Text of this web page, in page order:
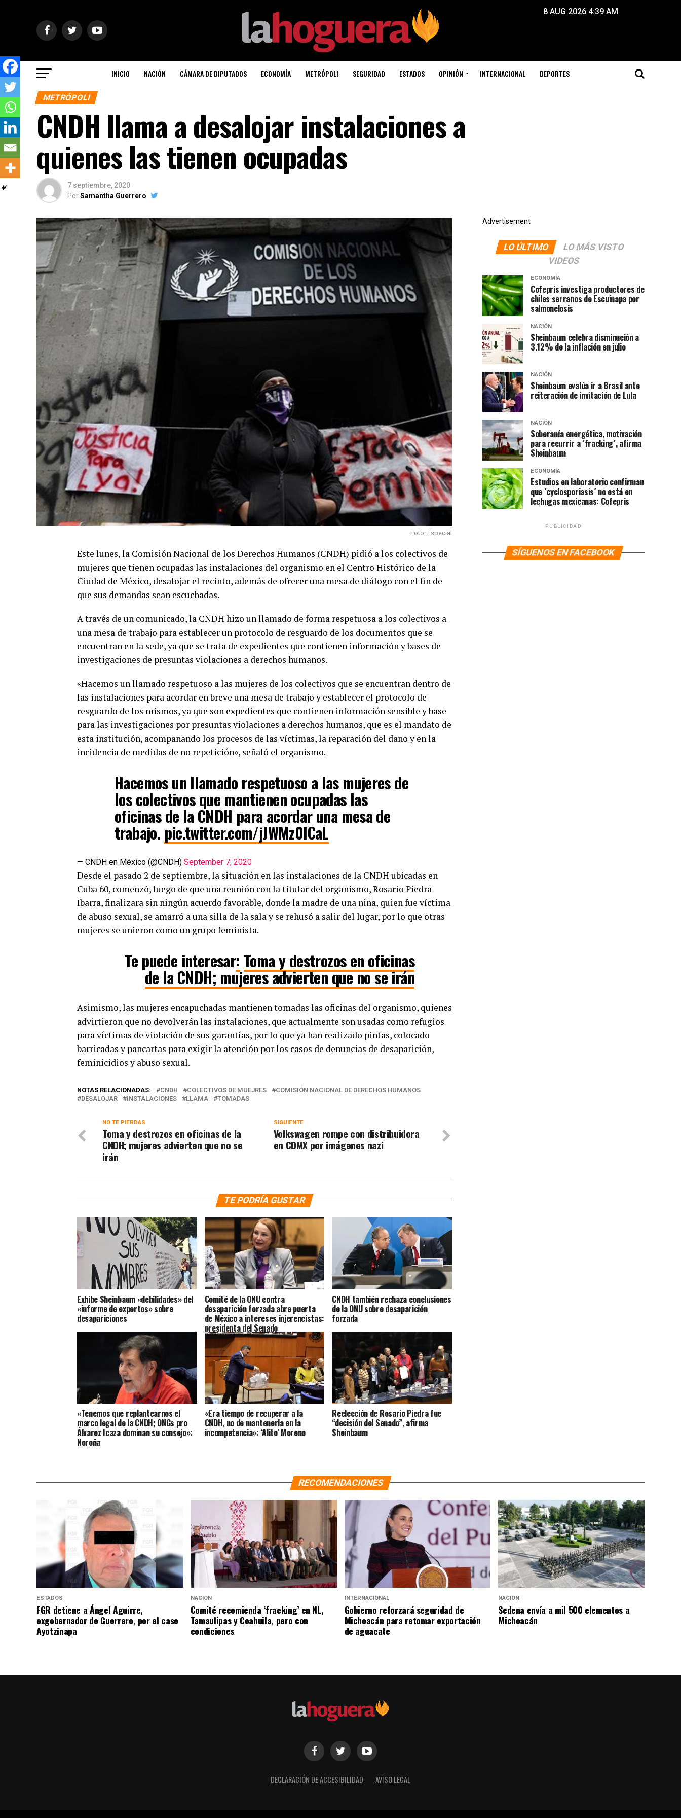
8 AUG 2026 4:39 AM
INICIO NACIÓN CÁMARA DE DIPUTADOS ECONOMÍA METRÓPOLI SEGURIDAD ESTADOS OPINIÓN INTERNACIONAL DEPORTES
METRÓPOLI
CNDH llama a desalojar instalaciones a
quienes las tienen ocupadas
7 septiembre, 2020
PorSamantha Guerrero
Foto: Especial
Este lunes, la Comisión Nacional de los Derechos Humanos (CNDH) pidió a los colectivos de
mujeres que tienen ocupadas las instalaciones del organismo en el Centro Histórico de la
Ciudad de México, desalojar el recinto, además de ofrecer una mesa de diálogo con el fin de
que sus demandas sean escuchadas.
A través de un comunicado, la CNDH hizo un llamado de forma respetuosa a los colectivos a
una mesa de trabajo para establecer un protocolo de resguardo de los documentos que se
encuentran en la sede, ya que se trata de expedientes que contienen información y bases de
investigaciones de presuntas violaciones a derechos humanos.
«Hacemos un llamado respetuoso a las mujeres de los colectivos que se encuentran dentro de
las instalaciones para acordar en breve una mesa de trabajo y establecer el protocolo de
resguardo de los mismos, ya que son expedientes que contienen información sensible y base
para las investigaciones por presuntas violaciones a derechos humanos, que es el mandato de
esta institución, acompañando los procesos de las víctimas, la reparación del daño y en la
incidencia de medidas de no repetición», señaló el organismo.
Hacemos un llamado respetuoso a las mujeres de
los colectivos que mantienen ocupadas las
oficinas de la CNDH para acordar una mesa de
trabajo. pic.twitter.com/jJWMz0ICaL
— CNDH en México (@CNDH) September 7, 2020
Desde el pasado 2 de septiembre, la situación en las instalaciones de la CNDH ubicadas en
Cuba 60, comenzó, luego de que una reunión con la titular del organismo, Rosario Piedra
Ibarra, finalizara sin ningún acuerdo favorable, donde la madre de una niña, quien fue víctima
de abuso sexual, se amarró a una silla de la sala y se rehusó a salir del lugar, por lo que otras
mujeres se unieron como un grupo feminista.
Te puede interesar: Toma y destrozos en oficinas
de la CNDH; mujeres advierten que no se irán
Asimismo, las mujeres encapuchadas mantienen tomadas las oficinas del organismo, quienes
advirtieron que no devolverán las instalaciones, que actualmente son usadas como refugios
para víctimas de violación de sus garantías, por lo que ya han realizado pintas, colocado
barricadas y pancartas para exigir la atención por los casos de denuncias de desaparición,
feminicidios y abuso sexual.
NOTAS RELACIONADAS: CNDH COLECTIVOS DE MUEJRES
COMISIÓN NACIONAL DE DERECHOS HUMANOS
DESALOJAR
INSTALACIONES LLAMA TOMADAS
SIGUIENTE
Volkswagen rompe con distribuidora
en CDMX por imágenes nazi
NO TE PIERDAS
Toma y destrozos en oficinas de la
CNDH; mujeres advierten que no se
irán
TE PODRÍA GUSTAR
Exhibe Sheinbaum «debilidades» del
«informe de expertos» sobre
desapariciones
Comité de la ONU contra
desaparición forzada abre puerta
de México a intereses injerencistas:
presidenta del Senado
CNDH también rechaza conclusiones
de la ONU sobre desaparición
forzada
«Tenemos que replantearnos el
marco legal de la CNDH; ONGs pro
Álvarez Icaza dominan su consejo»:
Noroña
«Era tiempo de recuperar a la
CNDH, no de mantenerla en la
incompetencia»: ‘Alito’ Moreno
Reelección de Rosario Piedra fue
“decisión del Senado”, afirma
Sheinbaum
Advertisement
LO ÚLTIMO
LO MÁS VISTO
VIDEOS
ECONOMÍA
Cofepris investiga productores de
chiles serranos de Escuinapa por
salmonelosis
NACIÓN
Sheinbaum celebra disminución a
3.12% de la inflación en julio
NACIÓN
Sheinbaum evalúa ir a Brasil ante
reiteración de invitación de Lula
NACIÓN
Soberanía energética, motivación
para recurrir a ´fracking´, afirma
Sheinbaum
ECONOMÍA
Estudios en laboratorio confirman
que ´cyclosporiasis´ no está en
lechugas mexicanas: Cofepris
PUBLICIDAD
SÍGUENOS EN FACEBOOK
RECOMENDACIONES
ESTADOS
FGR detiene a Ángel Aguirre,
exgobernador de Guerrero, por el caso
Ayotzinapa
NACIÓN
Comité recomienda ‘fracking’ en NL,
Tamaulipas y Coahuila, pero con
condiciones
INTERNACIONAL
Gobierno reforzará seguridad de
Michoacán para retomar exportación
de aguacate
NACIÓN
Sedena envía a mil 500 elementos a
Michoacán
DECLARACIÓN DE ACCESIBILIDAD AVISO LEGAL